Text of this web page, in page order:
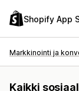
Shopify App
Markkinointi ja
Kaikki